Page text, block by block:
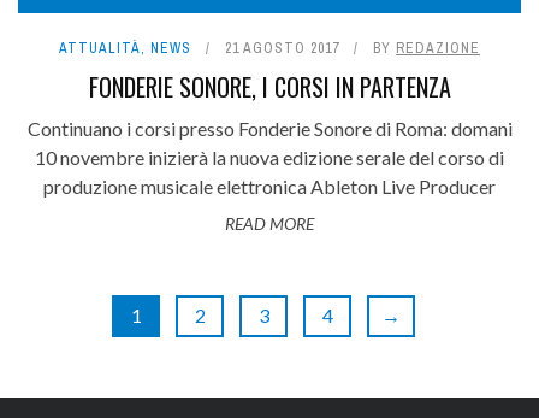
ATTUALITÀ, NEWS 21 AGOSTO 2017 BY REDAZIONE
FONDERIE SONORE, I CORSI IN PARTENZA
Continuano i corsi presso Fonderie Sonore di Roma: domani
10 novembre inizierà la nuova edizione serale del corso di
produzione musicale elettronica Ableton Live Producer
READ MORE
1 2 3 4 →